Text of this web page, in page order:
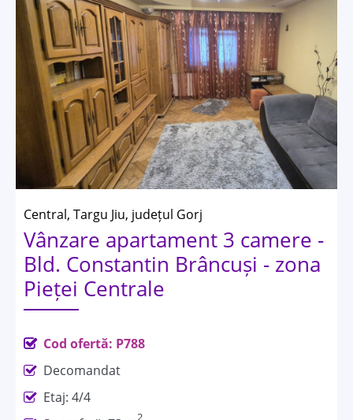
Central, Targu Jiu, județul Gorj
Vânzare apartament 3 camere -
Bld. Constantin Brâncuși - zona
Pieței Centrale
Cod ofertă: P788
Decomandat
Etaj: 4/4
2